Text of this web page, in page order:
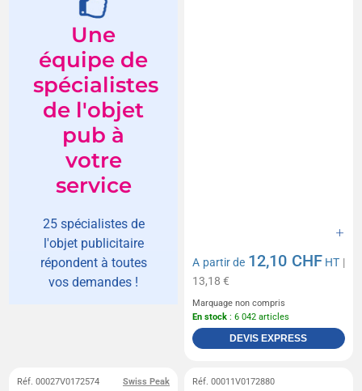
Une
équipe de
spécialistes
de l'objet
pub à
votre
service
25 spécialistes de
l'objet publicitaire
répondent à toutes
vos demandes !
A partir de 12,10 CHF HT |
13,18 €
Marquage non compris
En stock : 6 042 articles
DEVIS EXPRESS
Swiss Peak
Réf. 00027V0172574 Réf. 00011V0172880